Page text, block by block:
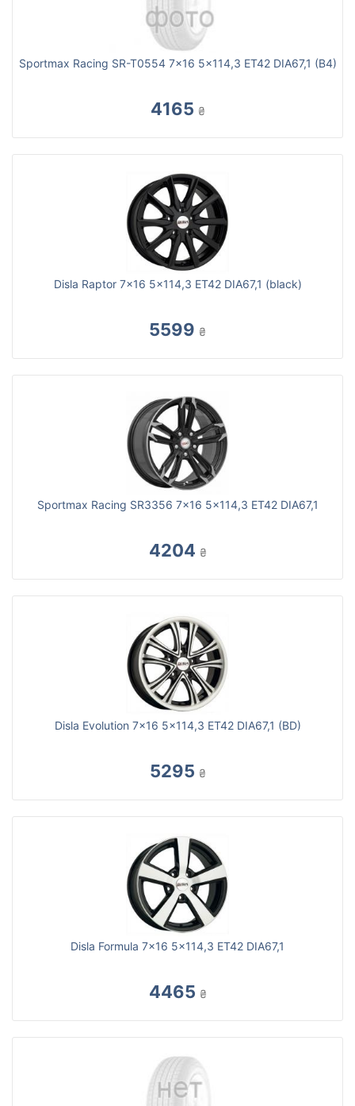
Sportmax Racing SR-T0554 7x16 5x114,3 ET42 DIA67,1 (B4)
4165 ₴
Disla Raptor 7x16 5x114,3 ET42 DIA67,1 (black)
5599 ₴
Sportmax Racing SR3356 7x16 5x114,3 ET42 DIA67,1
4204 ₴
Disla Evolution 7x16 5x114,3 ET42 DIA67,1 (BD)
5295 ₴
Disla Formula 7x16 5x114,3 ET42 DIA67,1
4465 ₴